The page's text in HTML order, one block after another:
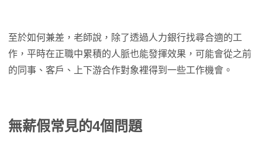
至於如何兼差，老師說，除了透過人力銀行找尋合適的工
作，平時在正職中累積的人脈也能發揮效果，可能會從之前
的同事、客戶、上下游合作對象裡得到一些工作機會。
無薪假常見的4個問題